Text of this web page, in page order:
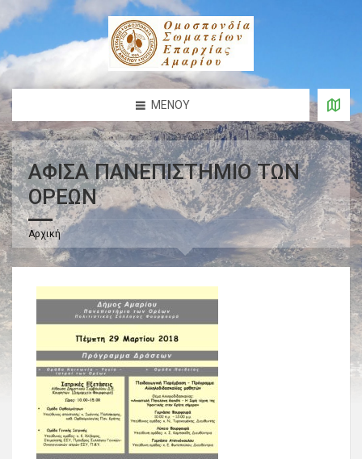
ΜΕΝΟΎ
ΑΦΙΣΑ ΠΑΝΕΠΙΣΤΗΜΙΟ ΤΩΝ
ΟΡΕΩΝ
Αρχική